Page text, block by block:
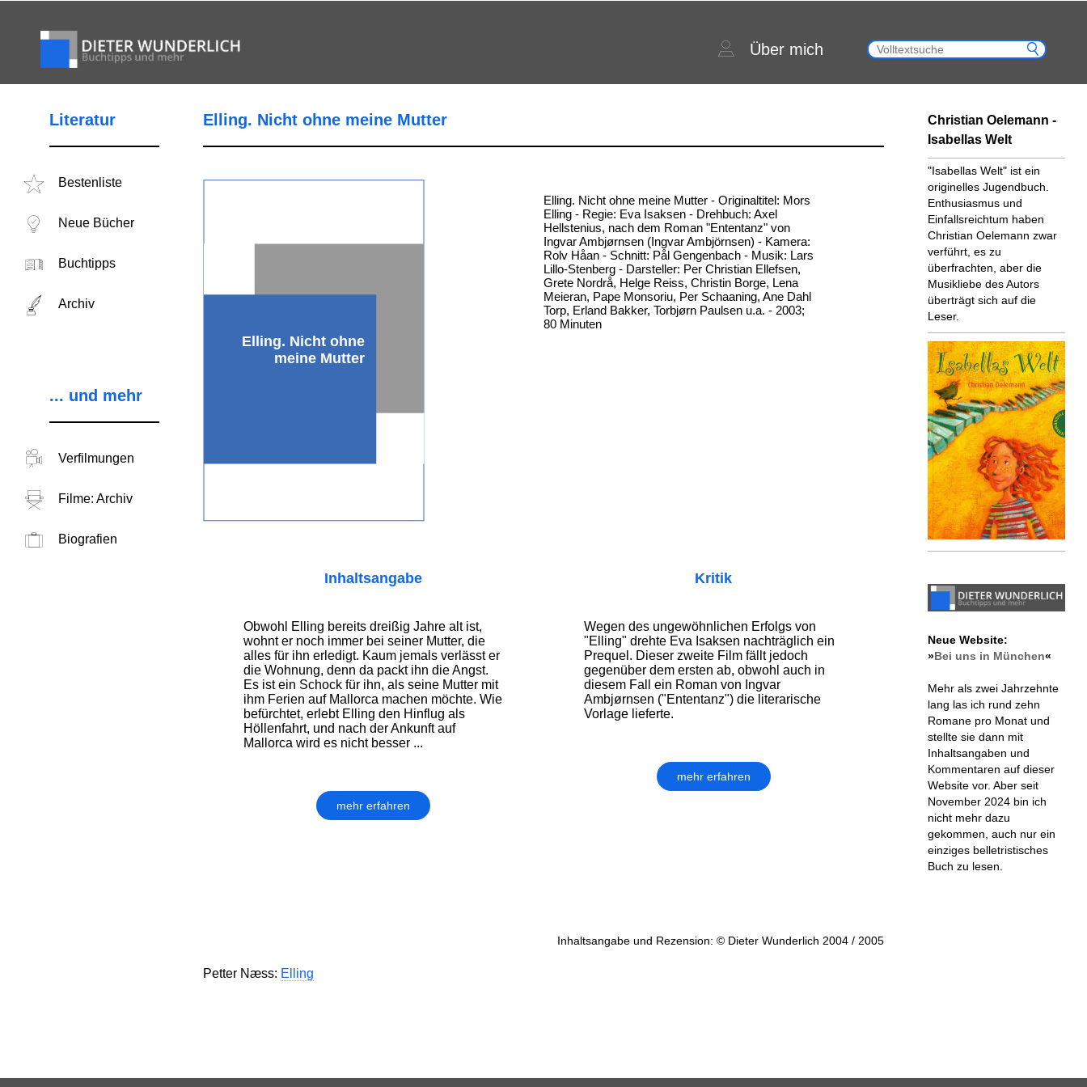
Über mich
Literatur
Bestenliste
Neue Bücher
Buchtipps
Archiv
... und mehr
Verfilmungen
Filme: Archiv
Biografien
Elling. Nicht ohne meine Mutter
Elling. Nicht ohne
meine Mutter
Elling. Nicht ohne meine Mutter - Originaltitel: Mors
Elling - Regie: Eva Isaksen - Drehbuch: Axel
Hellstenius, nach dem Roman "Ententanz" von
Ingvar Ambjørnsen (Ingvar Ambjörnsen) - Kamera:
Rolv Håan - Schnitt: Pål Gengenbach - Musik: Lars
Lillo-Stenberg - Darsteller: Per Christian Ellefsen,
Grete Nordrå, Helge Reiss, Christin Borge, Lena
Meieran, Pape Monsoriu, Per Schaaning, Ane Dahl
Torp, Erland Bakker, Torbjørn Paulsen u.a. - 2003;
80 Minuten
Inhaltsangabe
Obwohl Elling bereits dreißig Jahre alt ist,
wohnt er noch immer bei seiner Mutter, die
alles für ihn erledigt. Kaum jemals verlässt er
die Wohnung, denn da packt ihn die Angst.
Es ist ein Schock für ihn, als seine Mutter mit
ihm Ferien auf Mallorca machen möchte. Wie
befürchtet, erlebt Elling den Hinflug als
Höllenfahrt, und nach der Ankunft auf
Mallorca wird es nicht besser ...
mehr erfahren
Kritik
Wegen des ungewöhnlichen Erfolgs von
"Elling" drehte Eva Isaksen nachträglich ein
Prequel. Dieser zweite Film fällt jedoch
gegenüber dem ersten ab, obwohl auch in
diesem Fall ein Roman von Ingvar
Ambjørnsen ("Ententanz") die literarische
Vorlage lieferte.
mehr erfahren
Inhaltsangabe und Rezension: © Dieter Wunderlich 2004 / 2005
Petter Næss: Elling
Christian Oelemann -
Isabellas Welt
"Isabellas Welt" ist ein
originelles Jugendbuch.
Enthusiasmus und
Einfallsreichtum haben
Christian Oelemann zwar
verführt, es zu
überfrachten, aber die
Musikliebe des Autors
überträgt sich auf die
Leser.
Neue Website:
»Bei uns in München«
Mehr als zwei Jahrzehnte
lang las ich rund zehn
Romane pro Monat und
stellte sie dann mit
Inhaltsangaben und
Kommentaren auf dieser
Website vor. Aber seit
November 2024 bin ich
nicht mehr dazu
gekommen, auch nur ein
einziges belletristisches
Buch zu lesen.